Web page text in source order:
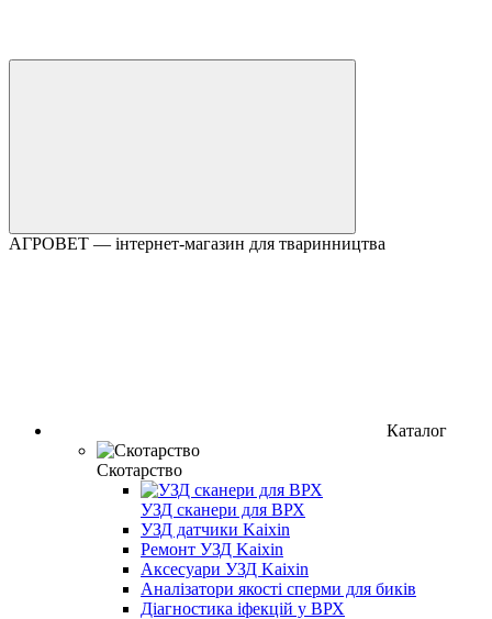
АГРОВЕТ — інтернет-магазин для тваринництва
Каталог
Скотарство
УЗД сканери для ВРХ
УЗД датчики Kaixin
Ремонт УЗД Kaixin
Аксесуари УЗД Kaixin
Аналізатори якості сперми для биків
Діагностика іфекцій у ВРХ